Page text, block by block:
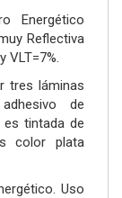
Energético
Reflectiva
VLT=7%.
tres láminas
de
es tintada de
color plata
Uso